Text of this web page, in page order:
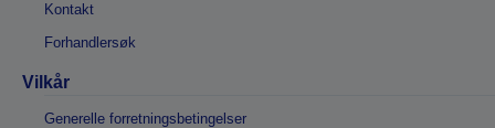
Kontakt
Forhandlersøk
Vilkår
Generelle forretningsbetingelser